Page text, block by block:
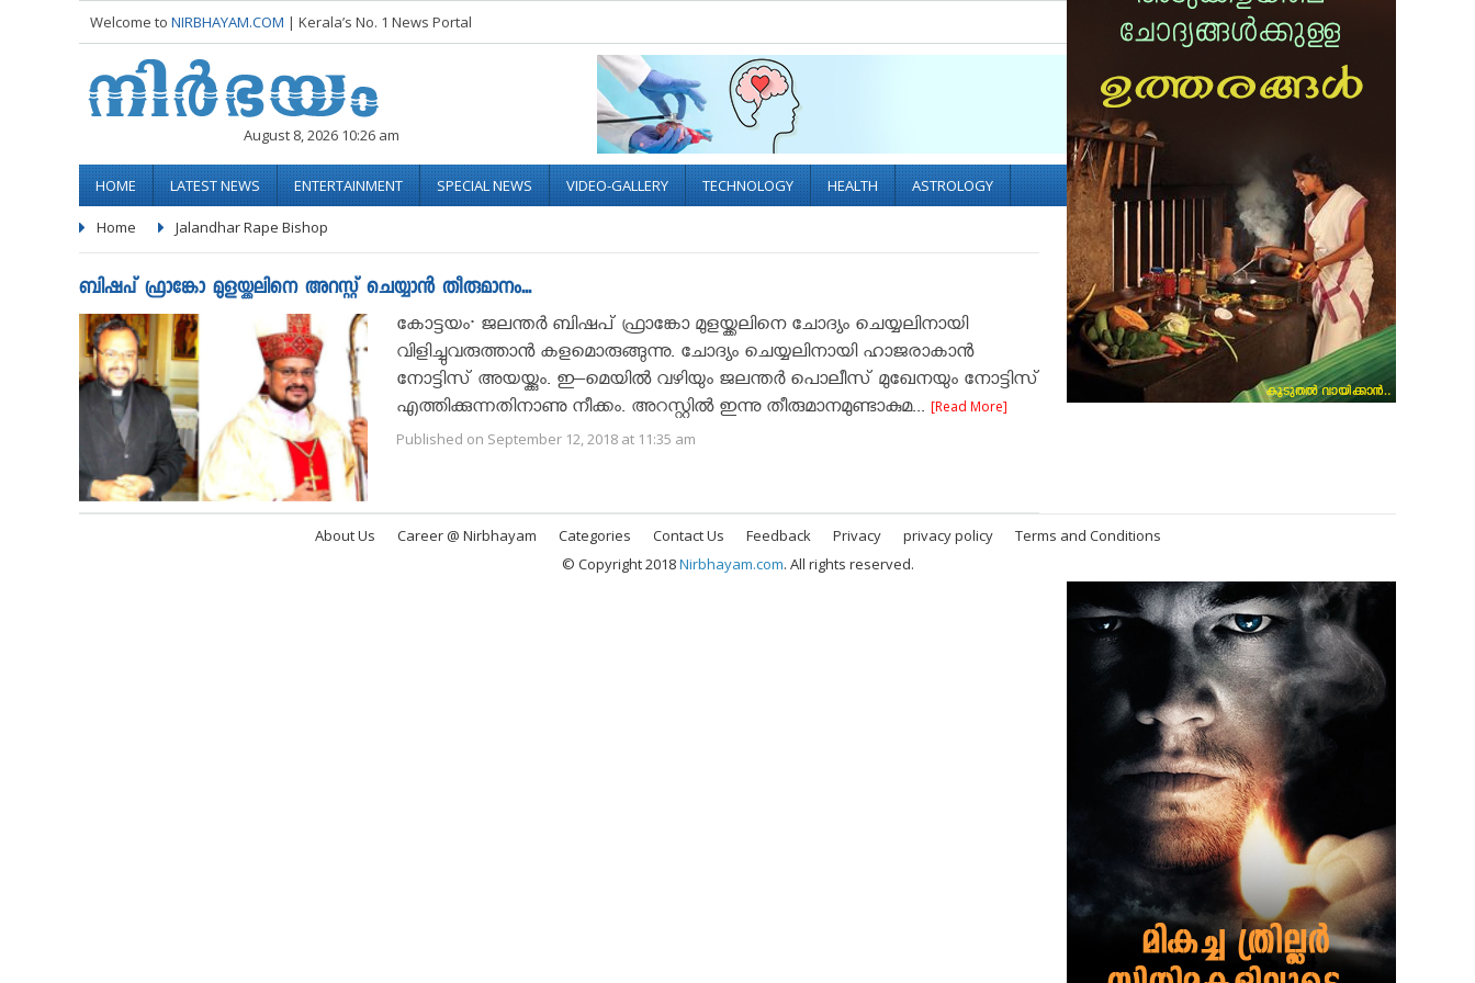
Welcome to NIRBHAYAM.COM | Kerala’s No. 1 News Portal Socialize with us
August 8, 2026 10:26 am
HOME LATEST NEWS ENTERTAINMENT SPECIAL NEWS VIDEO-GALLERY TECHNOLOGY HEALTH ASTROLOGY
Home Jalandhar Rape Bishop
ബിഷപ് ഫ്രാങ്കോ മുളയ്ക്കലിനെ അറസ്റ്റ് ചെയ്യാൻ തീരുമാനം...
കോട്ടയം∙ ജലന്തർ ബിഷപ് ഫ്രാങ്കോ മുളയ്ക്കലിനെ ചോദ്യം ചെയ്യലിനായി
വിളിച്ചുവരുത്താൻ കളമൊരുങ്ങുന്നു. ചോദ്യം ചെയ്യലിനായി ഹാജരാകാൻ
നോട്ടിസ് അയയ്ക്കും. ഇ–മെയിൽ വഴിയും ജലന്തർ പൊലീസ് മുഖേനയും നോട്ടിസ്
എത്തിക്കുന്നതിനാണു നീക്കം. അറസ്റ്റിൽ ഇന്നു തീരുമാനമുണ്ടാകുമ... [Read More]
Published on September 12, 2018 at 11:35 am
About Us Career @ Nirbhayam Categories Contact Us Feedback Privacy privacy policy
Terms and Conditions
© Copyright 2018Nirbhayam.com. All rights reserved.